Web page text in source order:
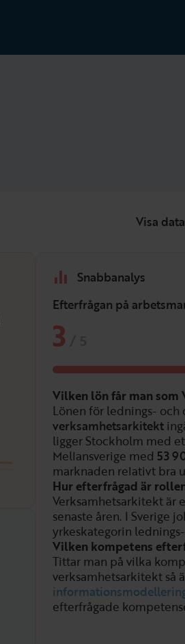
Visa
Snabbanalys
Efterfrågan på
3
Vilken lön får man som
Lönen för lednings-
verksamhetsarkitekt
ligger Stockholm med
Mellansverige med 53
marknaden relativt bra
Hur efterfrågad är
Verksamhetsarkitekt är
senaste åren. I Sverige
yrkeskategorin
Vilken kompetens
Tittar man på vilka
verksamhetsarkitekt så
efterfrågade